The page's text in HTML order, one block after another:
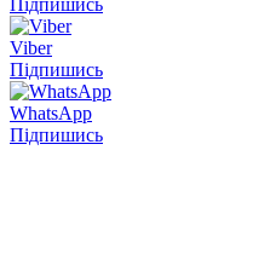
Підпишись
Viber
Підпишись
WhatsApp
Підпишись